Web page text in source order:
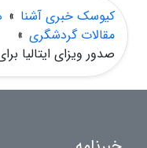
کیوسک خبری آشنا »
مقالات گردشگری »
صدور ویزای ایتالیا